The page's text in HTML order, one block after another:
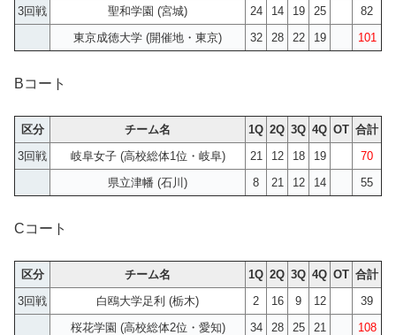
3回戦
聖和学園 (宮城) 24 14 19 25
82
東京成徳大学 (開催地・東京)
32 28 22 19 101
Bコート
区分 チーム名 1Q 2Q 3Q 4Q OT 合計
3回戦
岐阜女子 (高校総体1位・岐阜) 21 12 18 19
70
県立津幡 (石川)
8 21 12 14 55
Cコート
区分 チーム名 1Q 2Q 3Q 4Q OT 合計
3回戦
白鴎大学足利 (栃木) 2 16 9 12
39
桜花学園 (高校総体2位・愛知)
34 28 25 21 108